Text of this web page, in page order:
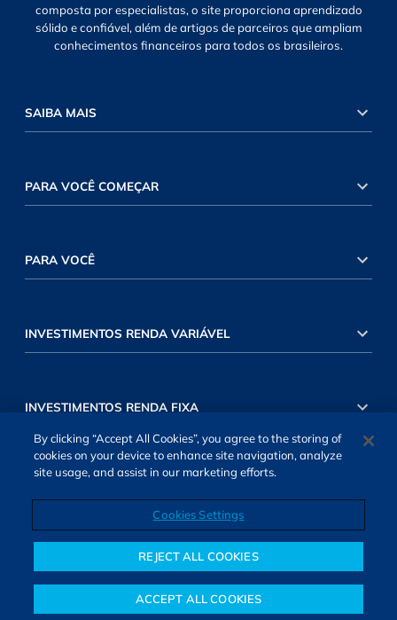
Notícias Colunistas Objetivos financeiros Investimentos Mais
composta por especialistas, o site proporciona aprendizado
sólido e confiável, além de artigos de parceiros que ampliam
conhecimentos financeiros para todos os brasileiros.
SAIBA MAIS
PARA VOCÊ COMEÇAR
PARA VOCÊ
INVESTIMENTOS RENDA VARIÁVEL
INVESTIMENTOS RENDA FIXA
Cookies Settings
By clicking “Accept All Cookies”, you agree to the storing of
cookies on your device to enhance site navigation, analyze
site usage, and assist in our marketing efforts.
Cookies Settings
REJECT ALL COOKIES
ACCEPT ALL COOKIES